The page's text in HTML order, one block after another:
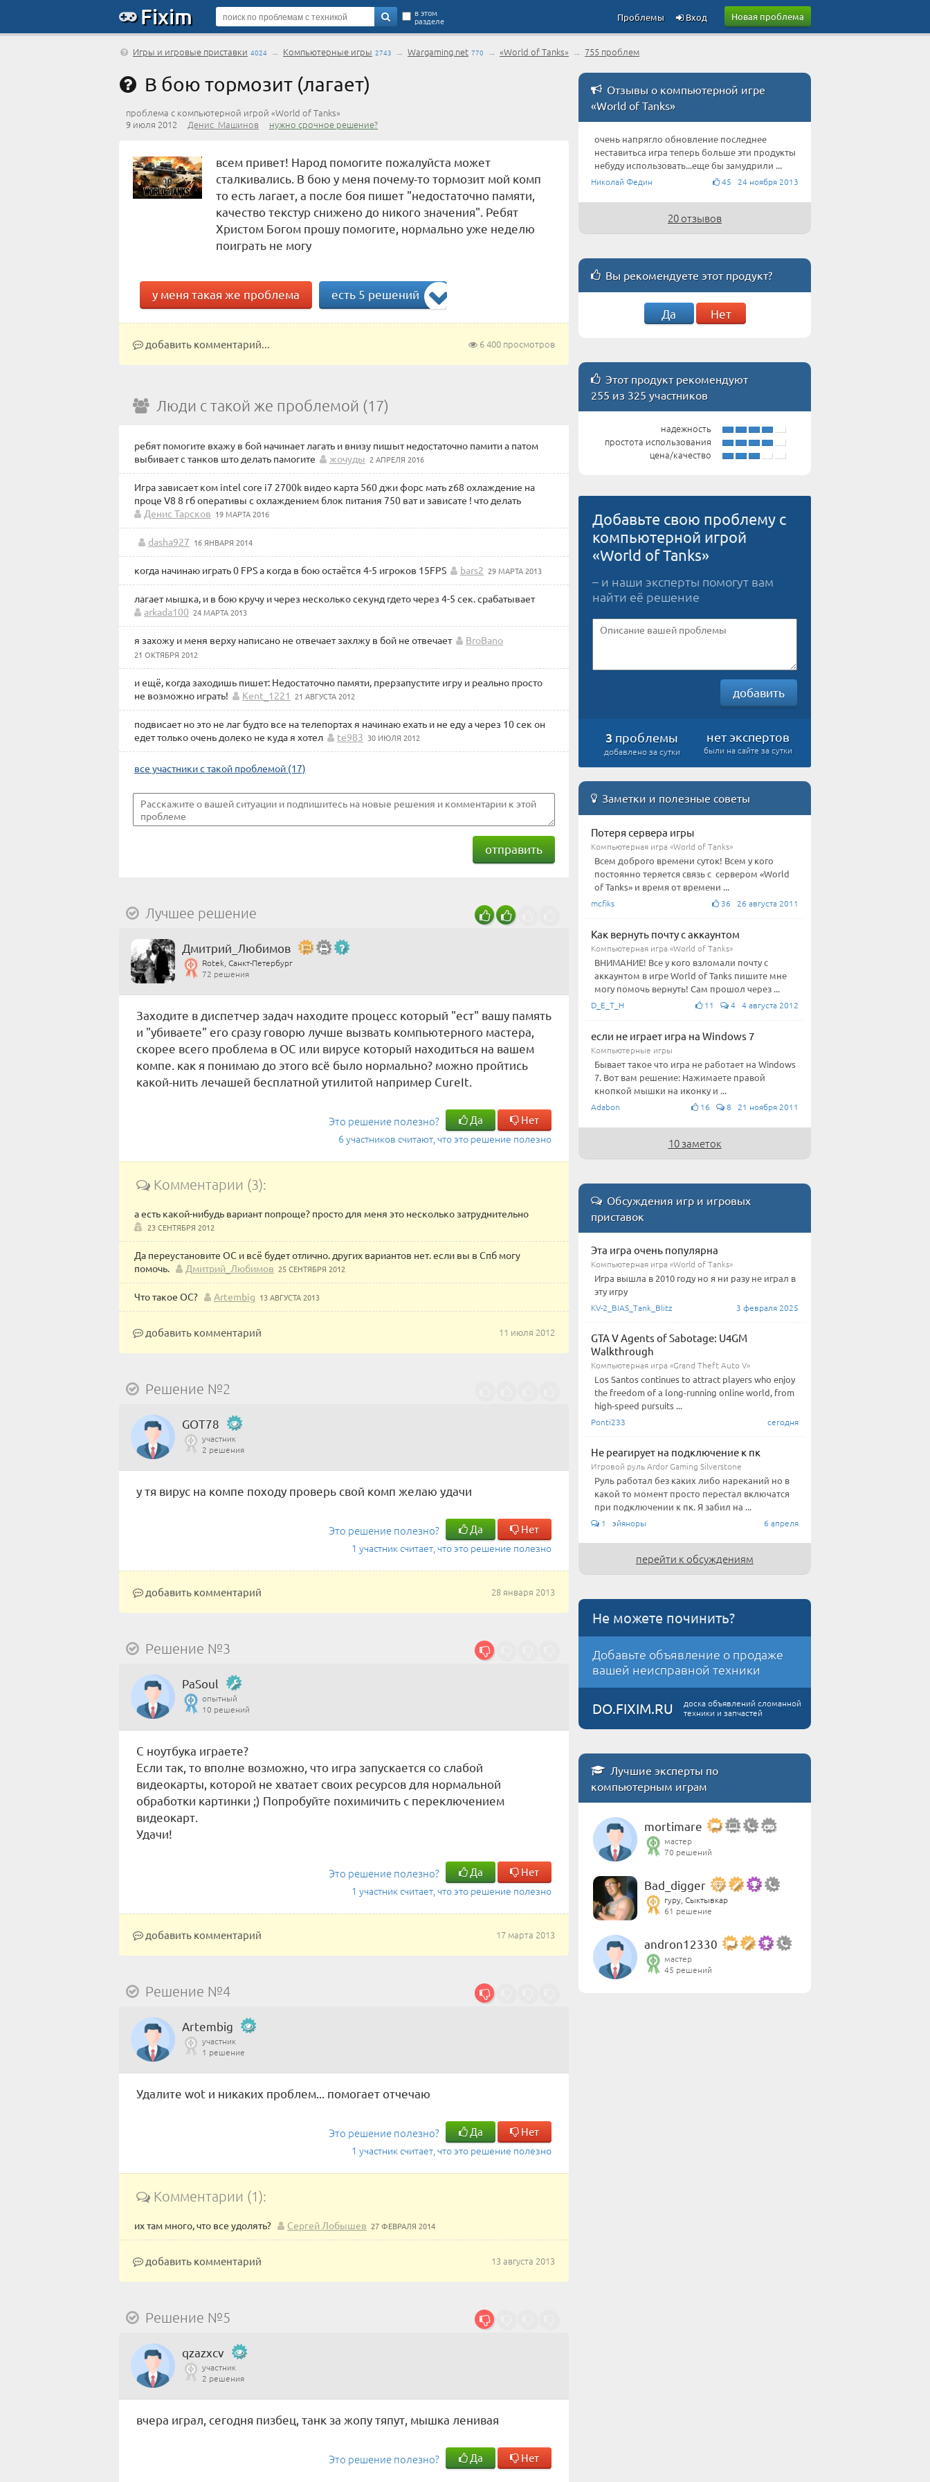
Fixim Новая проблема
в этом
разделе Вход
Проблемы
Игры и игровые приставки 4024 → Компьютерные игры 2743 → Wargaming.net 770 → «World of Tanks» → 755 проблем
В бою тормозит (лагает)
проблема с компьютерной игрой «World of Tanks»
9 июля 2012 Денис_Машинов нужно срочное решение?
всем привет! Народ помогите пожалуйста может
сталкивались. В бою у меня почему-то тормозит мой комп
то есть лагает, а после боя пишет "недостаточно памяти,
качество текстур снижено до никого значения". Ребят
Христом Богом прошу помогите, нормально уже неделю
поиграть не могу
у меня такая же проблема есть 5 решений
6 400 просмотров
добавить комментарий...
Люди с такой же проблемой (17)
ребят помогите вхажу в бой начинает лагать и внизу пишыт недостаточно памити а патом
выбивает с танков што делать памогите
жочуды 2 АПРЕЛЯ 2016
Игра зависает ком intel core i7 2700k видео карта 560 джи форс мать z68 охлаждение на
проце V8 8 гб оперативы с охлаждением блок питания 750 ват и зависате ! что делать
Денис Тарсков 19 МАРТА 2016
dasha927 16 ЯНВАРЯ 2014
когда начинаю играть 0 FPS а когда в бою остаётся 4-5 игроков 15FPS bars2 29 МАРТА 2013
лагает мышка, и в бою кручу и через несколько секунд гдето через 4-5 сек. срабатывает
arkada100 24 МАРТА 2013
я захожу и меня верху написано не отвечает захлжу в бой не отвечает BroBano
21 ОКТЯБРЯ 2012
и ещё, когда заходишь пишет: Недостаточно памяти, прерзапустите игру и реально просто
не возможно играть!
Kent_1221 21 АВГУСТА 2012
подвисает но это не лаг будто все на телепортах я начинаю ехать и не еду а через 10 сек он
едет только очень долеко не куда я хотел
te983 30 ИЮЛЯ 2012
все участники с такой проблемой (17)
отправить
Лучшее решение
Дмитрий_Любимов
Rotek, Санкт-Петербург
72 решения
Заходите в диспетчер задач находите процесс который "ест" вашу память
и "убиваете" его сразу говорю лучше вызвать компьютерного мастера,
скорее всего проблема в ОС или вирусе который находиться на вашем
компе. как я понимаю до этого всё было нормально? можно пройтись
какой-нить лечашей бесплатной утилитой например CureIt.
Это решение полезно? Да Нет
6 участников считают, что это решение полезно
Комментарии (3):
а есть какой-нибудь вариант попроще? просто для меня это несколько затруднительно
23 СЕНТЯБРЯ 2012
Да переустановите ОС и всё будет отлично. других вариантов нет. если вы в Спб могу
помочь.
Дмитрий_Любимов 25 СЕНТЯБРЯ 2012
Что такое ОС? Artembig 13 АВГУСТА 2013
11 июля 2012
добавить комментарий
Решение №2
GOT78
участник
2 решения
у тя вирус на компе походу проверь свой комп желаю удачи
Это решение полезно? Да Нет
1 участник считает, что это решение полезно
28 января 2013
добавить комментарий
Решение №3
PaSoul
опытный
10 решений
С ноутбука играете?
Если так, то вполне возможно, что игра запускается со слабой
видеокарты, которой не хватает своих ресурсов для нормальной
обработки картинки ;) Попробуйте похимичить с переключением
видеокарт.
Удачи!
Это решение полезно? Да Нет
1 участник считает, что это решение полезно
17 марта 2013
добавить комментарий
Решение №4
Artembig
участник
1 решение
Удалите wot и никаких проблем... помогает отчечаю
Это решение полезно? Да Нет
1 участник считает, что это решение полезно
Комментарии (1):
их там много, что все удолять? Сергей Лобышев 27 ФЕВРАЛЯ 2014
13 августа 2013
добавить комментарий
Решение №5
qzazxcv
участник
2 решения
вчера играл, сегодня пизбец, танк за жопу тяпут, мышка ленивая
Это решение полезно? Да Нет
Отзывы о компьютерной игре
«World of Tanks»
очень напрягло обновление последнее
неставитьса игра теперь больше эти продукты
небуду использовать...еще бы замудрили ...
Николай Федин 45 24 ноября 2013
20 отзывов
Вы рекомендуете этот продукт?
Да Нет
Этот продукт рекомендуют
255 из 325 участников
надежность
простота использования
цена/качество
Добавьте свою проблему с
компьютерной игрой
«World of Tanks»
– и наши эксперты помогут вам
найти её решение
добавить
3 проблемы
добавлено за сутки
нет экспертов
были на сайте за сутки
Заметки и полезные советы
Потеря сервера игры
Компьютерная игра «World of Tanks»
Всем доброго времени суток! Всем у кого
постоянно теряется связь с сервером «World
of Tanks» и время от времени ...
mcfiks 36 26 августа 2011
Как вернуть почту с аккаунтом
Компьютерная игра «World of Tanks»
ВНИМАНИЕ! Все у кого взломали почту с
аккаунтом в игре World of Tanks пишите мне
могу помочь вернуть! Сам прошол через ...
D_E_T_H 11 4 4 августа 2012
если не играет игра на Windows 7
Компьютерные игры
Бывает такое что игра не работает на Windows
7. Вот вам решение: Нажимаете правой
кнопкой мышки на иконку и ...
Adabon 16 8 21 ноября 2011
10 заметок
Обсуждения игр и игровых
приставок
Эта игра очень популярна
Компьютерная игра «World of Tanks»
Игра вышла в 2010 году но я ни разу не играл в
эту игру
KV-2_BIAS_Tank_Blitz 3 февраля 2025
GTA V Agents of Sabotage: U4GM
Walkthrough
Компьютерная игра «Grand Theft Auto V»
Los Santos continues to attract players who enjoy
the freedom of a long-running online world, from
high-speed pursuits ...
Ponti233 сегодня
Не реагирует на подключение к пк
Игровой руль Ardor Gaming Silverstone
Руль работал без каких либо нареканий но в
какой то момент просто перестал включатся
при подключении к пк. Я забил на ...
1 эйяноры 6 апреля
перейти к обсуждениям
Не можете починить?
Добавьте объявление о продаже
вашей неисправной техники
DO.FIXIM.RU
доска объявлений сломанной
техники и запчастей
Лучшие эксперты по
компьютерным играм
mortimare
мастер
70 решений
Bad_digger
гуру, Сыктывкар
61 решение
andron12330
мастер
45 решений